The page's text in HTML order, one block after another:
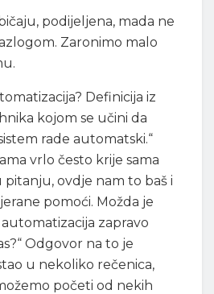
podijeljena, mada ne
Zaronimo malo
Definicija iz
kojom se učini da
rade automatski.“
vrlo često krije sama
pitanju, ovdje nam to baš i
pomoći. Možda je
zapravo
Odgovor na to je
u nekoliko rečenica,
početi od nekih